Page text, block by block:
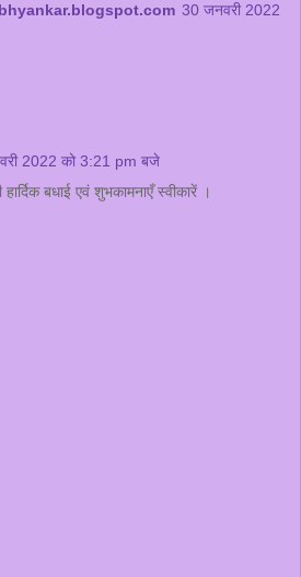
30 जनवरी 2022
2022 को 3:21 pm बजे
बधाई एवं शुभकामनाएँ स्वीकारें ।